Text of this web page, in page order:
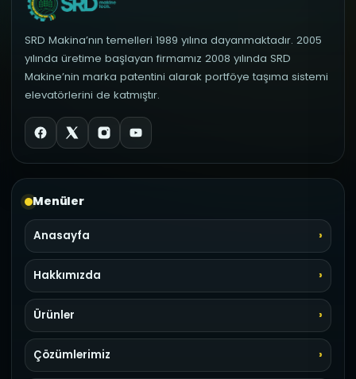
SRD Makina’nın temelleri 1989 yılına dayanmaktadır. 2005
yılında üretime başlayan firmamız 2008 yılında SRD
Makine’nin marka patentini alarak portföye taşıma sistemi
elevatörlerini de katmıştır.
Menüler
Anasayfa
Hakkımızda
Ürünler
Çözümlerimiz